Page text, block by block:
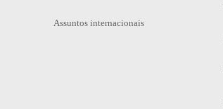
Assuntos internacionais